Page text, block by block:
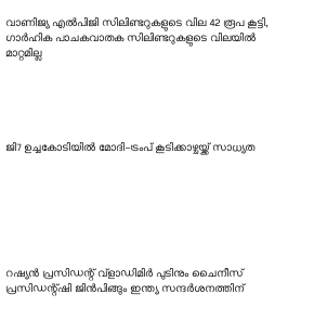
വാണിജ്യ എൽപിജി സിലിണ്ടറുകളുടെ വില 42 രൂപ കൂട്ടി,
ഗാർഹിക പാചകവാതക സിലിണ്ടറുകളുടെ വിലയിൽ
മാറ്റമില്ല
ജി7 ഉച്ചകോടിയിൽ മോദി-ട്രംപ് കൂടിക്കാഴ്ചയ്ക്ക് സാധ്യത
റഷ്യൻ പ്രസിഡന്റ് വ്‌ളാഡിമിർ പുടിനും ചൈനീസ്
പ്രസിഡന്റ്ഷി ജിൻപിങ്ങും ഇന്ത്യ സന്ദർശനത്തിന്